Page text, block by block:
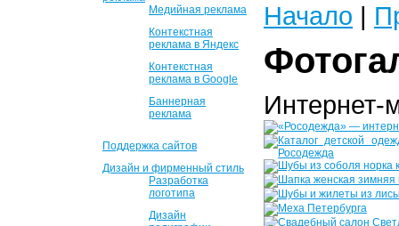
Медийная реклама
Контекстная
реклама в Яндекс
Контекстная
реклама в Google
Баннерная
реклама
Поддержка сайтов
Дизайн и фирменный стиль
Разработка
логотипа
Дизайн
Начало |
Интернет-